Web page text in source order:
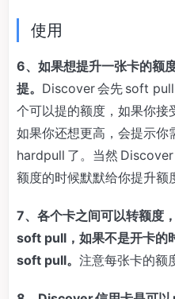
使用
6、如果想提升一张卡的额
提。 Discover 会先 soft
个可以提的额度，如果你
如果你还想更高，会提示你
hardpull 了。当然
额度的时候默默给你提升额
7、各个卡之间可以转额度
soft pull，如果不是开卡的
soft pull。 注意每张卡的额